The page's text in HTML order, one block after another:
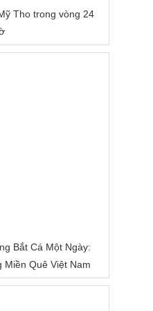
Tho trong vòng 24
Bắt Cá Một Ngày:
Miền Quê Việt Nam